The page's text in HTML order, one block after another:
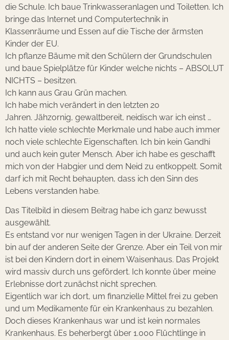
die Schule. Ich baue Trinkwasseranlagen und Toiletten. Ich
bringe das Internet und Computertechnik in
Klassenräume und Essen auf die Tische der ärmsten
Kinder der EU.
Ich pflanze Bäume mit den Schülern der Grundschulen
und baue Spielplätze für Kinder welche nichts – ABSOLUT
NICHTS – besitzen.
Ich kann aus Grau Grün machen.
Ich habe mich verändert in den letzten 20
Jahren. Jähzornig, gewaltbereit, neidisch war ich einst …
Ich hatte viele schlechte Merkmale und habe auch immer
noch viele schlechte Eigenschaften. Ich bin kein Gandhi
und auch kein guter Mensch. Aber ich habe es geschafft
mich von der Habgier und dem Neid zu entkoppelt. Somit
darf ich mit Recht behaupten, dass ich den Sinn des
Lebens verstanden habe.
Das Titelbild in diesem Beitrag habe ich ganz bewusst
ausgewählt.
Es entstand vor nur wenigen Tagen in der Ukraine. Derzeit
bin auf der anderen Seite der Grenze. Aber ein Teil von mir
ist bei den Kindern dort in einem Waisenhaus. Das Projekt
wird massiv durch uns gefördert. Ich konnte über meine
Erlebnisse dort zunächst nicht sprechen.
Eigentlich war ich dort, um finanzielle Mittel frei zu geben
und um Medikamente für ein Krankenhaus zu bezahlen.
Doch dieses Krankenhaus war und ist kein normales
Krankenhaus. Es beherbergt über 1.000 Flüchtlinge in